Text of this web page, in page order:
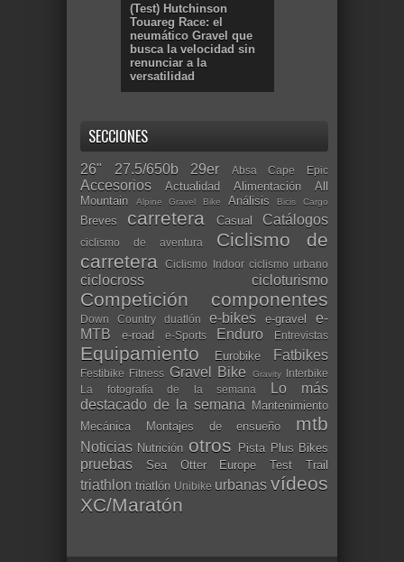
(Test) Hutchinson
Touareg Race: el
neumático Gravel que
busca la velocidad sin
renunciar a la
versatilidad
SECCIONES
26" 27.5/650b 29er Absa Cape Epic
Accesorios Actualidad Alimentación
All
Mountain
Alpine Gravel Bike Análisis Bicis Cargo
Breves carretera Casual Catálogos
ciclismo de aventura
Ciclismo de
carretera
Ciclismo Indoor ciclismo urbano
ciclocross cicloturismo
Competición componentes
Down Country duatlón e-bikes e-gravel
e-
MTB
e-road e-Sports Enduro Entrevistas
Equipamiento Eurobike Fatbikes
Festibike Fitness Gravel Bike Gravity Interbike
La fotografía de la semana
Lo más
destacado de la semana Mantenimiento
Mecánica
Montajes de ensueño mtb
Noticias Nutrición otros Pista Plus Bikes
pruebas Sea Otter Europe Test Trail
triathlon triatlón Unibike urbanas vídeos
XC/Maratón